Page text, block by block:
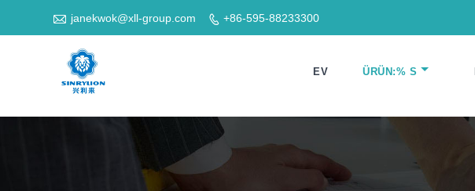
 janekwok@xll-group.com  +86-595-88233300
EV ÜRÜN:% S